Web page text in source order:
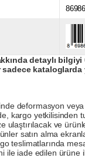
detaylı bilgiyi
deformasyon
kargo yetkilisinden
ulaştırılacak ve
satın alma
teslimatlarında
ile iade edilen